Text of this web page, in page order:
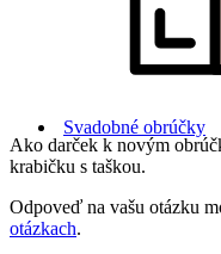
Svadobné obrúčky
Ako darček k novým
krabičku s taškou.
Odpoveď na vašu otázku
otázkach.